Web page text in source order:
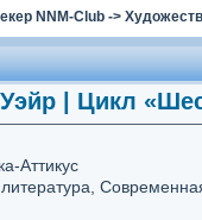
NNM-Club ->
| Цикл
Аттикус